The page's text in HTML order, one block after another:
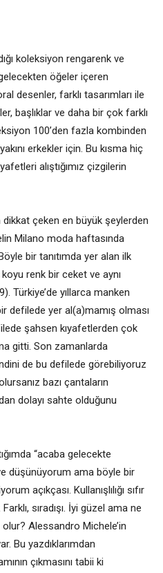
koleksiyon rengarenk ve
öğeler içeren
desenler, farklı tasarımları ile
başlıklar ve daha bir çok farklı
100’den fazla kombinden
erkekler için. Bu kısma hiç
alıştığımız çizgilerin
çeken en büyük şeylerden
Milano moda haftasında
bir tanıtımda yer alan ilk
renk bir ceket ve aynı
Türkiye’de yıllarca manken
defilede yer al(a)mamış olması
şahsen kıyafetlerden çok
gitti. Son zamanlarda
de bu defilede görebiliyoruz
bazı çantaların
dolayı sahte olduğunu
“acaba gelecekte
düşünüyorum ama böyle bir
açıkçası. Kullanışlılığı sıfır
sıradışı. İyi güzel ama ne
olur? Alessandro Michele’in
Bu yazdıklarımdan
çıkmasını tabii ki